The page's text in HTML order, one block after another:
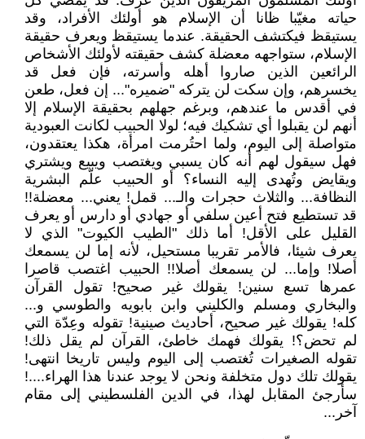
حياته مغيّبا ظانا أن الإسلام هو أولئك الأفراد، وقد
يستيقظ فيكتشف الحقيقة. عندما يستيقظ ويعرف حقيقة
الإسلام، ستواجهه معضلة كشف حقيقته لأولئك الأشخاص
الرائعين الذين صاروا أهله وأسرته، فإن فعل قد
يخسرهم، وإن سكت لن يتركه "ضميره"... إن فعل، طعن
في أقدس ما عندهم، وبرغم جهلهم بحقيقة الإسلام إلا
أنهم لن يقبلوا أي تشكيك فيه؛ لولا الحبيب لكانت العبودية
متواصلة إلى اليوم، ولما احتُرمت امرأة، هكذا يعتقدون،
فهل سيقول لهم أنه كان يسبي ويغتصب ويبيع ويشتري
ويقايض وتُهدى إليه النساء؟ أو الحبيب علّم البشرية
النظافة... والثلاث حجرات والـ... قمل! يعني... معضلة!!
قد تستطيع فتح أعين سلفي أو جهادي أو دارس أو يعرف
القليل على الأقل! أما ذلك "الطيب الكيوت" الذي لا
يعرف شيئا، فالأمر تقريبا مستحيل، لأنه إما لن يسمعك
أصلا! وإما... لن يسمعك أصلا!! الحبيب اغتصب قاصرا
عمرها تسع سنين! يقولك غير صحيح! تقول القرآن
والبخاري ومسلم والكليني وابن بابويه والطوسي و...
كله! يقولك غير صحيح، أحاديث صينية! تقوله وعِدّة التي
لم تحض؟! يقولك فهمك خاطئ، القرآن لم يقل ذلك!
تقوله الصغيرات تُغتصب إلى اليوم وليس تاريخا انتهى!
يقولك تلك دول متخلفة ونحن لا يوجد عندنا هذا الهراء....!
سأرجئ المقابل لهذا، في الدين الفلسطيني إلى مقام
آخر...